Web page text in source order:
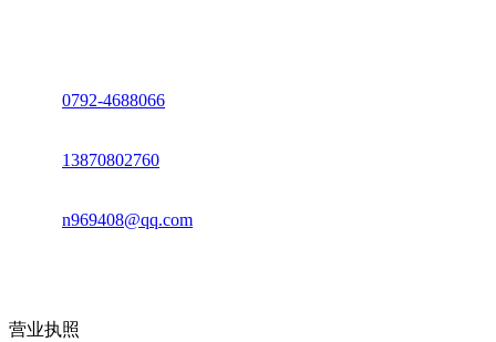
0792-4688066
13870802760
n969408@qq.com
营业执照